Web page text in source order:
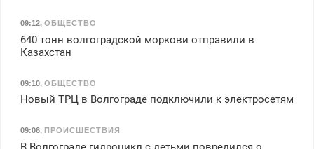
09:12, ОБЩЕСТВО
640 тонн волгоградской моркови отправили в
Казахстан
09:10, ОБЩЕСТВО
Новый ТРЦ в Волгограде подключили к электросетям
09:06, ПРОИСШЕСТВИЯ